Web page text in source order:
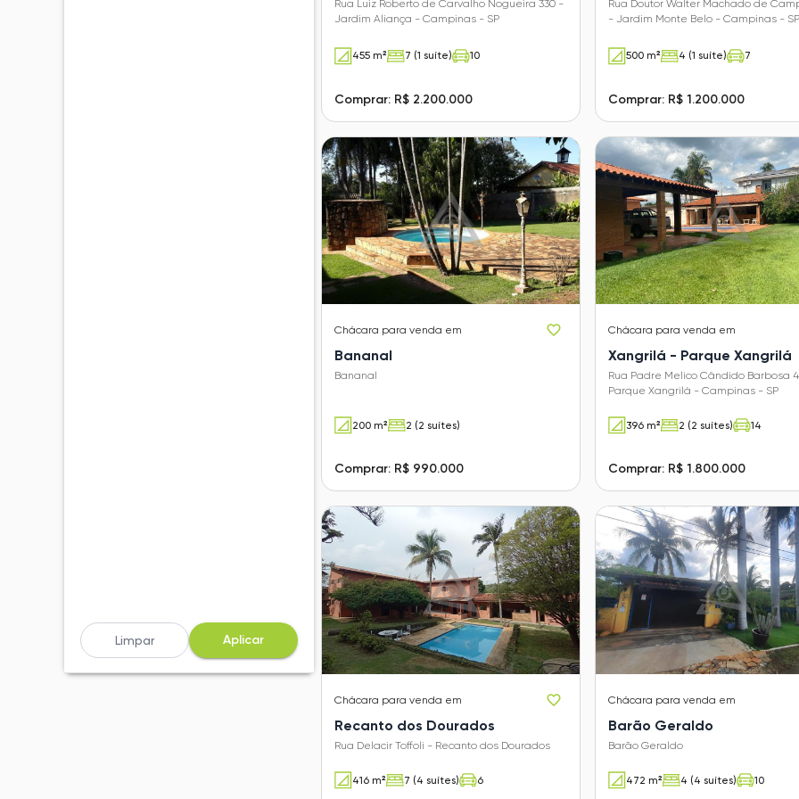
Limpar Aplicar
Rua Luiz Roberto de Carvalho Nogueira 330 -
Jardim Aliança - Campinas - SP
455 m² 7 (1 suíte) 10
Comprar: R$ 2.200.000
Rua Doutor Walter Machado de
- Jardim Monte Belo - Campinas - SP
500 m² 4 (1 suíte) 7
Comprar: R$ 1.200.000
Chácara para venda em
Bananal
Bananal
200 m² 2 (2 suítes)
Comprar: R$ 990.000
Chácara para venda em
Xangrilá - Parque Xangrilá
Rua Padre Melico Cândido Barbosa
Parque Xangrilá - Campinas - SP
396 m² 2 (2 suítes) 14
Comprar: R$ 1.800.000
Chácara para venda em
Recanto dos Dourados
Rua Delacir Toffoli - Recanto dos Dourados
416 m² 7 (4 suítes) 6
Chácara para venda em
Barão Geraldo
Barão Geraldo
472 m² 4 (4 suítes) 10